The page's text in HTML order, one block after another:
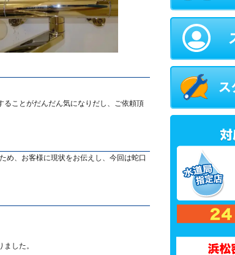
ことがだんだん気になりだし、ご依頼頂
め、お客様に現状をお伝えし、今回は蛇口
した。